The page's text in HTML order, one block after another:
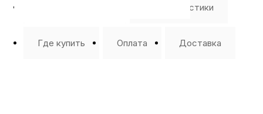
Характеристики
Где купить Оплата Доставка